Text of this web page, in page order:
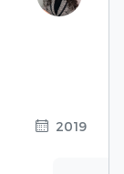
2019